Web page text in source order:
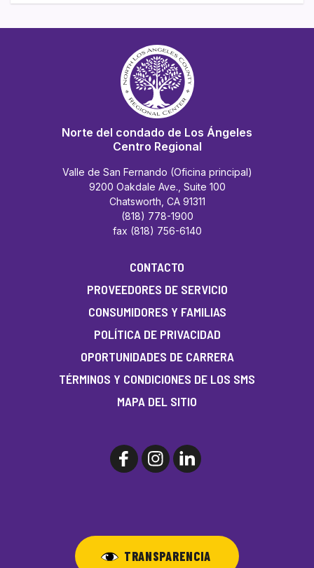
Norte del condado de Los Ángeles
Centro Regional
Valle de San Fernando (Oficina principal)
9200 Oakdale Ave., Suite 100
Chatsworth, CA 91311
(818) 778-1900
fax (818) 756-6140
CONTACTO
PROVEEDORES DE SERVICIO
CONSUMIDORES Y FAMILIAS
POLÍTICA DE PRIVACIDAD
OPORTUNIDADES DE CARRERA
TÉRMINOS Y CONDICIONES DE LOS SMS
MAPA DEL SITIO
TRANSPARENCIA